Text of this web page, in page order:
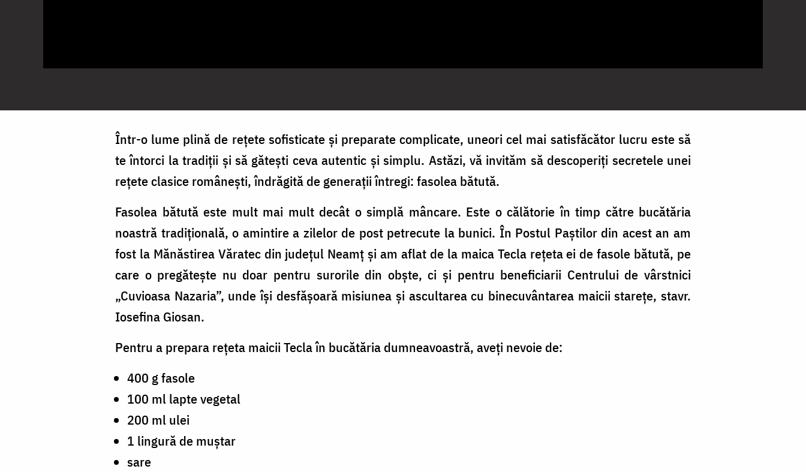
Într-o lume plină de rețete sofisticate și preparate complicate, uneori cel mai satisfăcător lucru este să
te întorci la tradiții și să gătești ceva autentic și simplu. Astăzi, vă invităm să descoperiți secretele unei
rețete clasice românești, îndrăgită de generații întregi: fasolea bătută.
Fasolea bătută este mult mai mult decât o simplă mâncare. Este o călătorie în timp către bucătăria
noastră tradițională, o amintire a zilelor de post petrecute la bunici. În Postul Paștilor din acest an am
fost la Mănăstirea Văratec din județul Neamț și am aflat de la maica Tecla rețeta ei de fasole bătută, pe
care o pregătește nu doar pentru surorile din obște, ci și pentru beneficiarii Centrului de vârstnici
„Cuvioasa Nazaria”, unde își desfășoară misiunea și ascultarea cu binecuvântarea maicii starețe, stavr.
Iosefina Giosan.
Pentru a prepara rețeta maicii Tecla în bucătăria dumneavoastră, aveți nevoie de:
400 g fasole
100 ml lapte vegetal
200 ml ulei
1 lingură de muștar
sare